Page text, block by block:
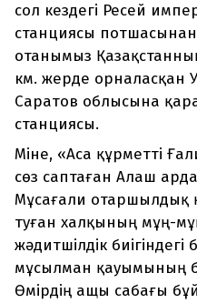
сол кездегі Ресей
станциясы потшасынан
отанымыз
км. жерде орналасқан
Саратов облысына
станциясы.
Міне, «Аса құрметті
сөз саптаған Алаш
Мұсағали отаршылдық
туған халқының мұң-
жәдитшілдік
мұсылман қауымының
Өмірдің ащы сабағы